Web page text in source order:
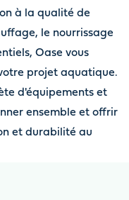
à la qualité de
le nourrissage
Oase vous
projet aquatique.
d'équipements et
ensemble et offrir
et durabilité au